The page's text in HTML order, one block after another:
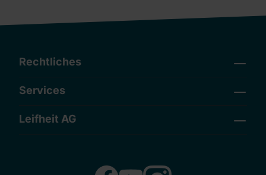
Rechtliches
Services
Leifheit AG